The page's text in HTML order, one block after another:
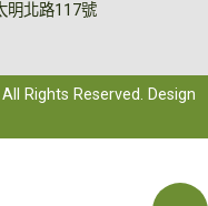
明北路117號
Rights Reserved. Design